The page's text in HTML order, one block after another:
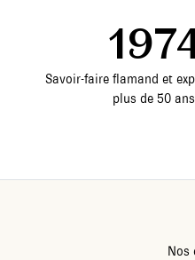
Savoir-faire flamand et
plus de 50
Nos